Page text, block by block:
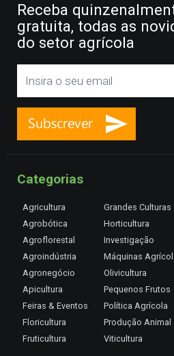
Receba
gratuita, todas as
do setor agrícola
Categorias
Agricultura
Agrobótica
Agroflorestal
Agroindústria
Agronegócio
Apicultura
Feiras & Eventos
Floricultura
Fruticultura
Grandes Culturas
Horticultura
Investigação
Máquinas
Olivicultura
Pequenos Frutos
Política Agrícola
Produção Animal
Viticultura